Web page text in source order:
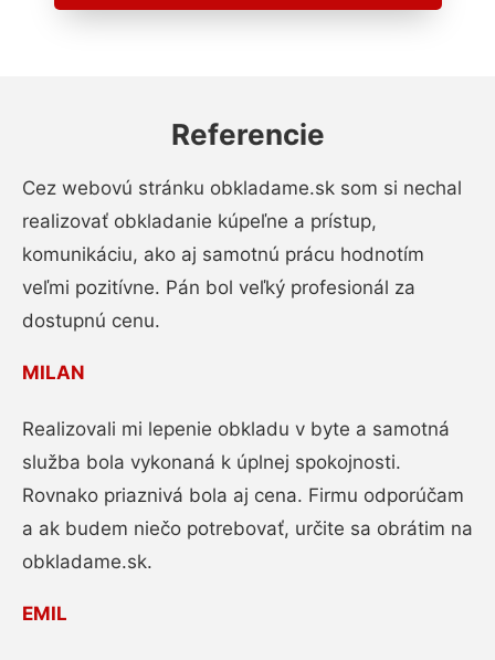
Referencie
Cez webovú stránku obkladame.sk som si nechal
realizovať obkladanie kúpeľne a prístup,
komunikáciu, ako aj samotnú prácu hodnotím
veľmi pozitívne. Pán bol veľký profesionál za
dostupnú cenu.
MILAN
Realizovali mi lepenie obkladu v byte a samotná
služba bola vykonaná k úplnej spokojnosti.
Rovnako priaznivá bola aj cena. Firmu odporúčam
a ak budem niečo potrebovať, určite sa obrátim na
obkladame.sk.
EMIL